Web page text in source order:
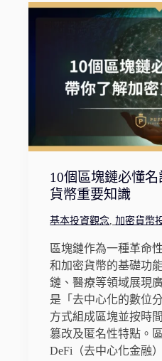
10個區塊鏈必懂
貨幣重要知識
基本投資觀念,加密貨幣
區塊鏈作為一種革命
和加密貨幣的基礎功
鏈、醫療等領域展現
是「去中心化的數位
方式組成區塊並按時
篡改及匿名性特點。
DeFi（去中心化金融